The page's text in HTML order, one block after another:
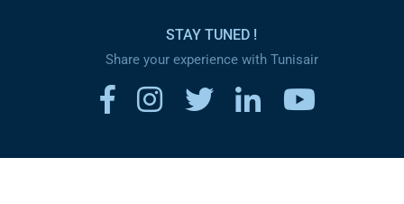
STAY TUNED !
Share your experience with Tunisair